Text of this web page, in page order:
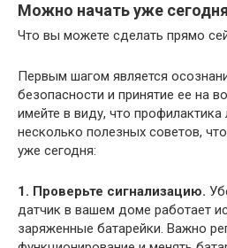
Можно начать уже сегодня
Что вы можете сделать прямо
Первым шагом является
безопасности и принятие ее на
имейте в виду, что
несколько полезных советов,
уже сегодня:
1. Проверьте сигнализацию.
датчик в вашем доме работает
заряженные батарейки. Важно